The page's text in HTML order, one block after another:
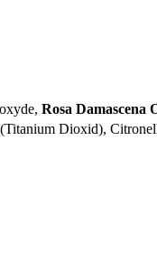
Rosa Damascena
Dioxid),